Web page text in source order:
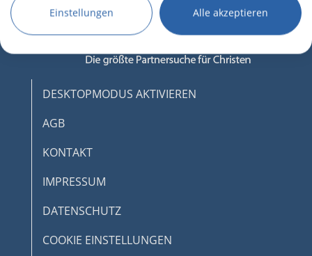
DESKTOPMODUS AKTIVIEREN
AGB
KONTAKT
IMPRESSUM
DATENSCHUTZ
COOKIE EINSTELLUNGEN
Einstellungen Alle akzeptieren